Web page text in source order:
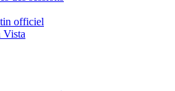
officiel
Vista